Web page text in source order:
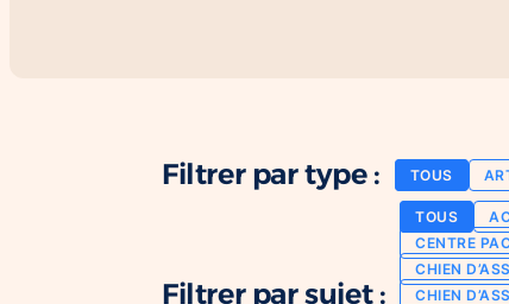
Filtrer par type : TOUS
Filtrer par sujet :
TOUS
CENTRE
CHIEN
CHIEN